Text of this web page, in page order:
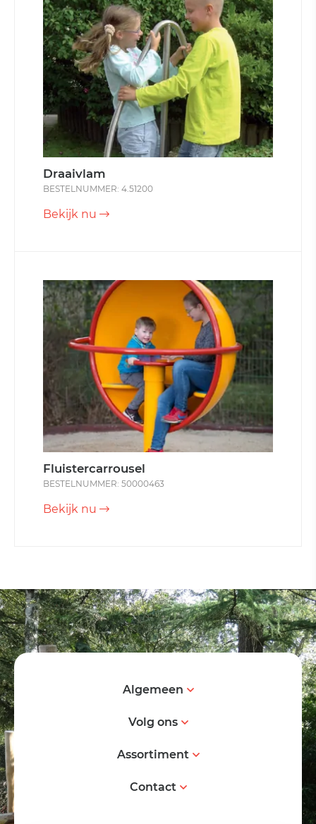
Draaivlam
BESTELNUMMER: 4.51200
Bekijk nu
Fluistercarrousel
BESTELNUMMER: 50000463
Bekijk nu
Algemeen
Volg ons
Assortiment
Contact